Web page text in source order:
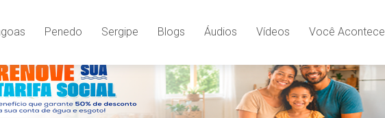
Penedo Sergipe Blogs Áudios Vídeos Você Acontece